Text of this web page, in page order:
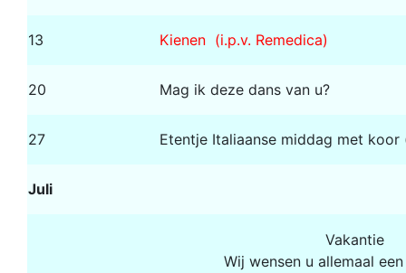
13 Kienen (i.p.v. Remedica)
20 Mag ik deze dans van u?
27 Etentje Italiaanse middag met koor
Juli
Vakantie
Wij wensen u allemaal